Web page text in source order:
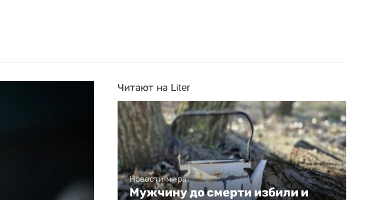
Читают на Liter
Новости мира
Мужчину до смерти избили и